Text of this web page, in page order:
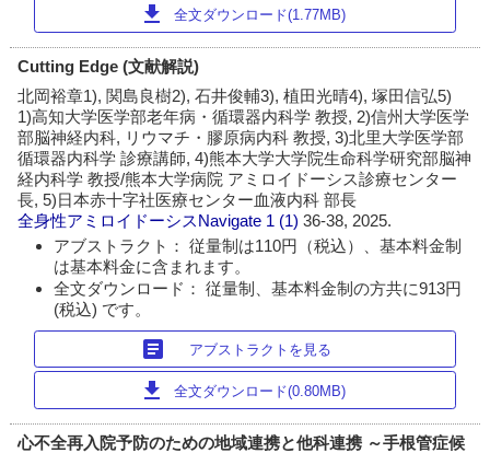
download 全文ダウンロード(1.77MB)
Cutting Edge (文献解説)
北岡裕章1), 関島良樹2), 石井俊輔3), 植田光晴4), 塚田信弘5)
1)高知大学医学部老年病・循環器内科学 教授, 2)信州大学医学
部脳神経内科, リウマチ・膠原病内科 教授, 3)北里大学医学部
循環器内科学 診療講師, 4)熊本大学大学院生命科学研究部脳神
経内科学 教授/熊本大学病院 アミロイドーシス診療センター
長, 5)日本赤十字社医療センター血液内科 部長
全身性アミロイドーシスNavigate 1 (1)36-38, 2025.
アブストラクト： 従量制は110円（税込）、基本料金制
は基本料金に含まれます。
全文ダウンロード： 従量制、基本料金制の方共に913円
(税込) です。
article アブストラクトを見る
download 全文ダウンロード(0.80MB)
心不全再入院予防のための地域連携と他科連携 ～手根管症候